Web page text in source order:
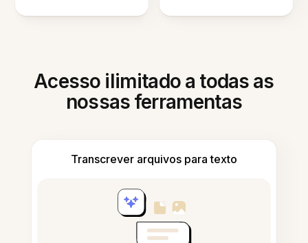
Acesso ilimitado a todas as
nossas ferramentas
Transcrever arquivos para texto